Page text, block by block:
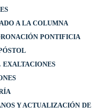
A LA COLUMNA
PONTIFICIA
EXALTACIONES
Y ACTUALIZACIÓN DE